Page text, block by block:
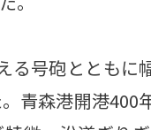
号砲とともに
青森港開港